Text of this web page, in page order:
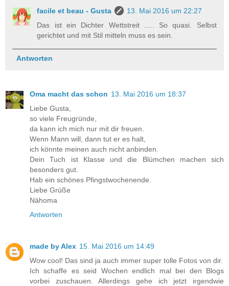
facile et beau - Gusta
13. Mai 2016 um 22:27
Das ist ein Dichter Wettstreit ..... So quasi. Selbst
gerichtet und mit Stil mitteln muss es sein.
Antworten
Oma macht das schon 13. Mai 2016 um 18:37
Liebe Gusta,
so viele Freugründe,
da kann ich mich nur mit dir freuen.
Wenn Mann will, dann tut er es halt,
ich könnte meinen auch nicht anbinden.
Dein Tuch ist Klasse und die Blümchen machen sich
besonders gut.
Hab ein schönes Pfingstwochenende.
Liebe Grüße
Nähoma
Antworten
made by Alex 15. Mai 2016 um 14:49
Wow cool! Das sind ja auch immer super tolle Fotos von dir.
Ich schaffe es seid Wochen endlich mal bei den Blogs
vorbei zuschauen. Allerdings gehe ich jetzt irgendwie